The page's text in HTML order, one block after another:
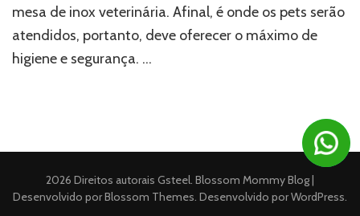
oferece
as
clínicas
mesa de inox veterinária. Afinal, é onde os pets serão
atendidos, portanto, deve oferecer o máximo de
higiene e segurança. …
2026 Direitos autorais Gsteel. Blossom Mommy Blog |
Desenvolvido porBlossom Themes. Desenvolvido porWordPress.